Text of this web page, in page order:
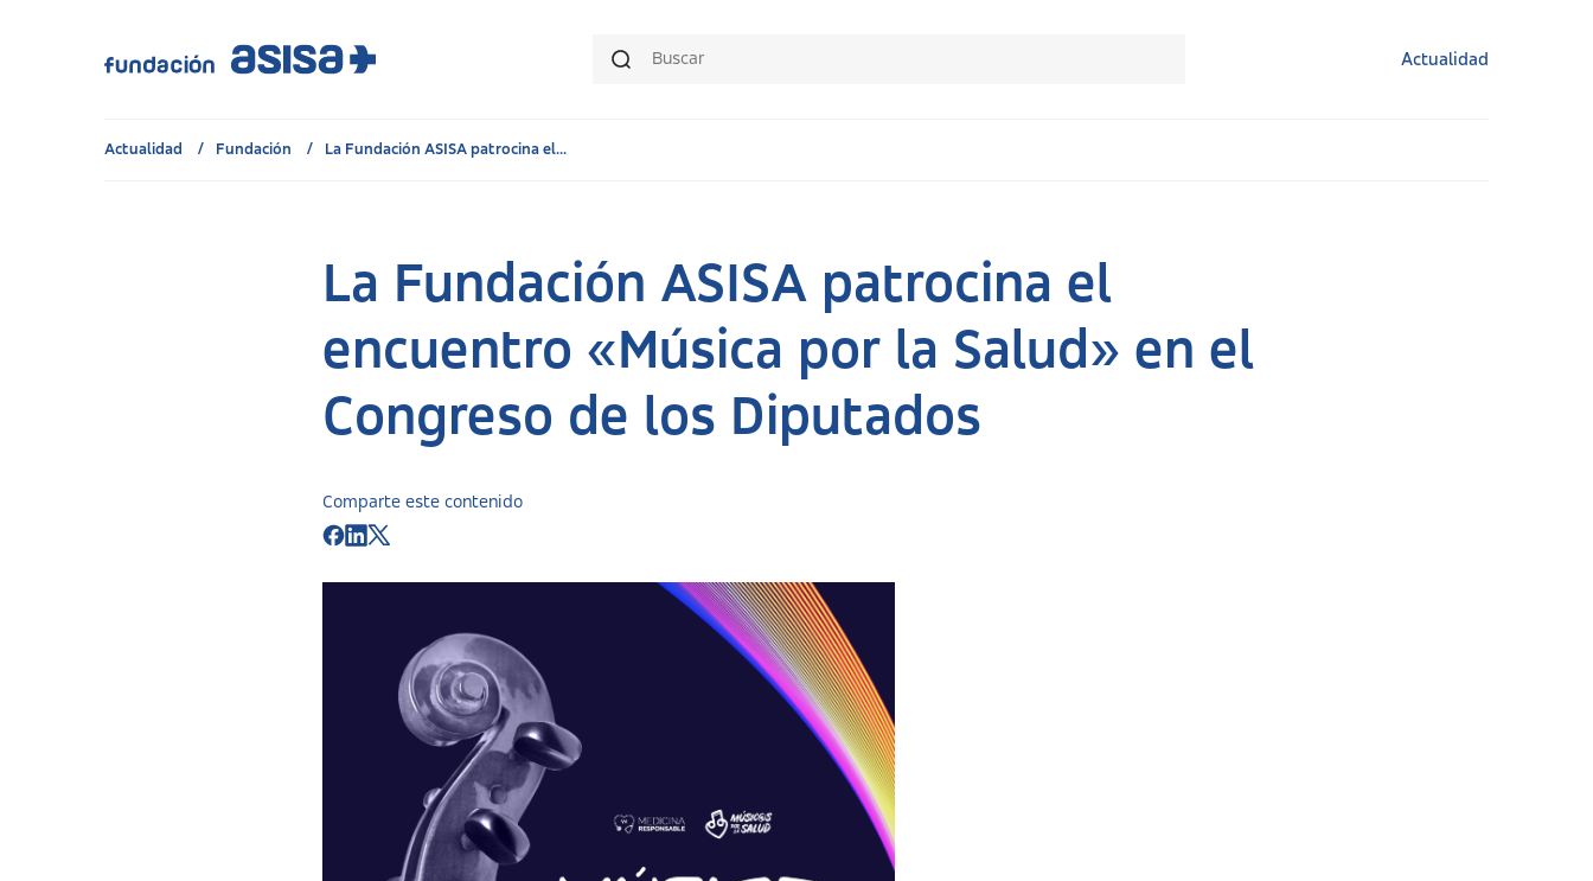
Actualidad
Actualidad Fundación La Fundación ASISA patrocina el...
La Fundación ASISA patrocina el
encuentro «Música por la Salud» en el
Congreso de los Diputados
Comparte este contenido